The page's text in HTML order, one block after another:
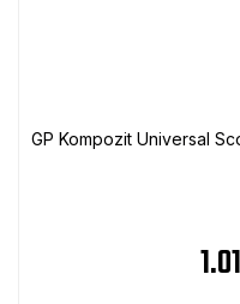
GP Kompozit Universal